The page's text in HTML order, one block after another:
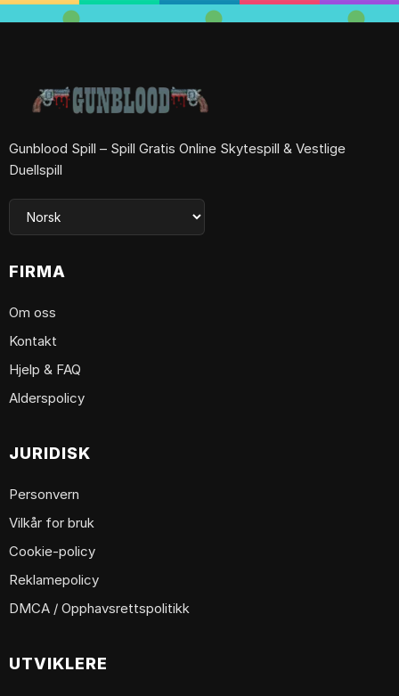
Gunblood Spill – Spill Gratis Online Skytespill & Vestlige
Duellspill
FIRMA
Om oss
Kontakt
Hjelp & FAQ
Alderspolicy
JURIDISK
Personvern
Vilkår for bruk
Cookie-policy
Reklamepolicy
DMCA / Opphavsrettspolitikk
UTVIKLERE